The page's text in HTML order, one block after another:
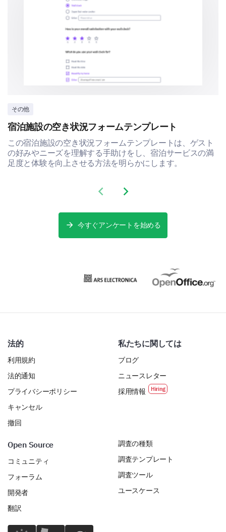
What type of content do you engage with most
Content Preferences and Future
Suggestions
This final group is about the future. Your preferences
and suggestions will guide us as we plan upcoming
content.
Lastly, if there's anything else you want to tell
us about our social media presence, your
do, please share it here.
その他
宿泊施設の空き状況フォームテンプレート
この宿泊施設の空き状況フォームテンプレートは、ゲスト
の好みやニーズを理解する手助けをし、宿泊サービスの満
足度と体験を向上させる方法を明らかにします。
Previous slide
Next slide
今すぐアンケートを始める
法的
利用規約
法的通知
プライバシーポリシー
キャンセル
撤回
私たちに関しては
ブログ
ニュースレター
採用情報
Open Source
コミュニティ
フォーラム
開発者
翻訳
調査の種類
調査テンプレート
調査ツール
ユースケース